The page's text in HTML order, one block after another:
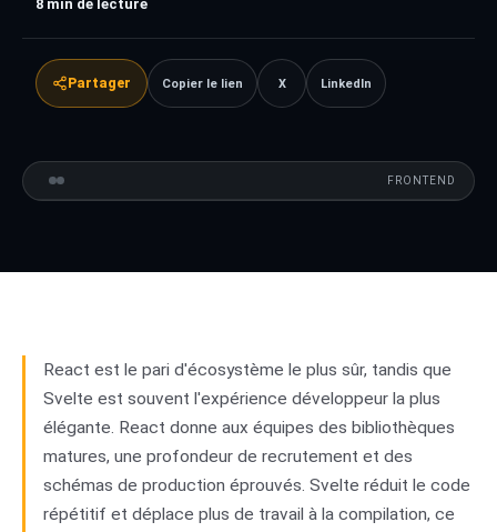
8 min de lecture
Partager Copier le lien X LinkedIn
FRONTEND
VS
React est le pari d'écosystème le plus sûr, tandis que
Svelte est souvent l'expérience développeur la plus
élégante. React donne aux équipes des bibliothèques
matures, une profondeur de recrutement et des
schémas de production éprouvés. Svelte réduit le code
répétitif et déplace plus de travail à la compilation, ce